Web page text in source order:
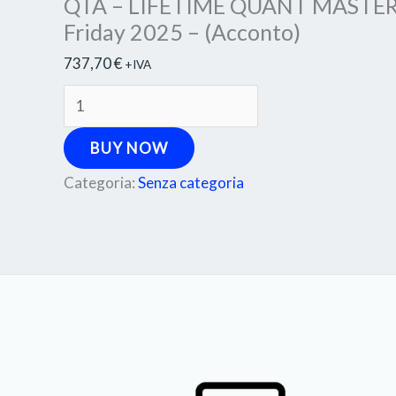
QTA – LIFETIME QUANT
Friday 2025 – (Acconto)
737,70€ +IVA
BUY NOW
Categoria:Senza categoria